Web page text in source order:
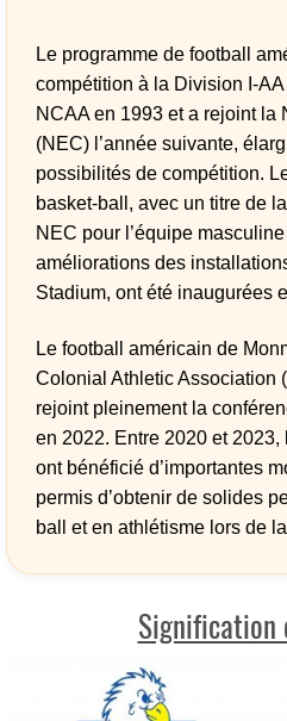
Le programme de football
compétition à la Division I-
NCAA en 1993 et a rejoint la
(NEC) l’année suivante,
possibilités de compétition.
basket-ball, avec un titre de
NEC pour l’équipe
améliorations des
Stadium, ont été inaugurées
Le football américain de
Colonial Athletic Association
rejoint pleinement la
en 2022. Entre 2020 et
ont bénéficié d’importantes
permis d’obtenir de solides
ball et en athlétisme lors de